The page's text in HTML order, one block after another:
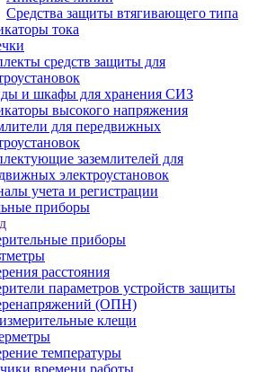
Средства защиты втягивающего типа
тока
средств защиты для
и шкафы для хранения СИЗ
высокого напряжения
для передвижных
заземлителей для
электроустановок
учета и регистрации
приборы
приборы
расстояния
параметров устройств защиты
(ОПН)
клещи
температуры
времени работы